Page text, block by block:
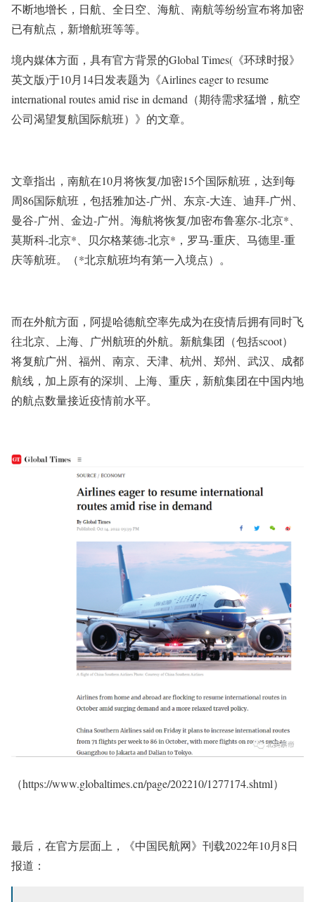
不断地增长，日航、全日空、海航、南航等纷纷宣布将加密
已有航点，新增航班等等。
境内媒体方面，具有官方背景的Global Times(《环球时报》
英文版)于10月14日发表题为《Airlines eager to resume
international routes amid rise in demand （期待需求猛增，航空
公司渴望复航国际航班） 》的文章。
文章指出，南航在10月将恢复/加密15个国际航班，达到每
周86国际航班，包括雅加达-广州、东京-大连、迪拜-广州、
曼谷-广州、金边-广州。海航将恢复/加密布鲁塞尔-北京*、
莫斯科-北京*、贝尔格莱德-北京*，罗马-重庆、马德里-重
庆等航班。（*北京航班均有第一入境点）。
而在外航方面，阿提哈德航空率先成为在疫情后拥有同时飞
往北京、上海、广州航班的外航。新航集团（包括scoot）
将复航广州、福州、南京、天津、杭州、郑州、武汉、成都
航线，加上原有的深圳、上海、重庆，新航集团在中国内地
的航点数量接近疫情前水平。
（https://www.globaltimes.cn/page/202210/1277174.shtml）
最后，在官方层面上，《中国民航网》刊载2022年10月8日
报道：